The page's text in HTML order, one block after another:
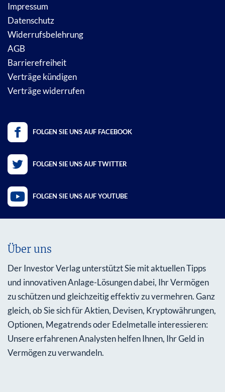
Impressum
Datenschutz
Widerrufsbelehrung
AGB
Barrierefreiheit
Verträge kündigen
Verträge widerrufen
FOLGEN SIE UNS AUF FACEBOOK
FOLGEN SIE UNS AUF TWITTER
FOLGEN SIE UNS AUF YOUTUBE
Über uns
Der Investor Verlag unterstützt Sie mit aktuellen Tipps
und innovativen Anlage-Lösungen dabei, Ihr Vermögen
zu schützen und gleichzeitig effektiv zu vermehren. Ganz
gleich, ob Sie sich für Aktien, Devisen, Kryptowährungen,
Optionen, Megatrends oder Edelmetalle interessieren:
Unsere erfahrenen Analysten helfen Ihnen, Ihr Geld in
Vermögen zu verwandeln.